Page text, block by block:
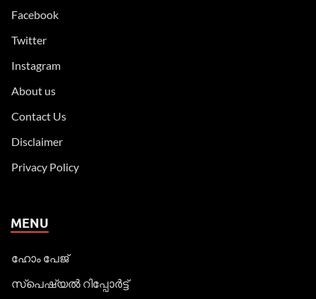
Facebook
Twitter
Instagram
About us
Contact Us
Disclaimer
Privacy Policy
MENU
ഹോം പേജ്
സ്പെഷ്യൽ റിപ്പോര്‍ട്ട്